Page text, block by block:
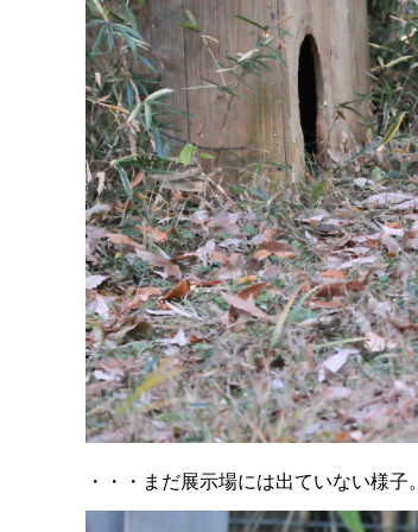
・・・まだ展示場には出ていない様子。